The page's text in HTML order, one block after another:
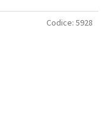
Codice: 5928